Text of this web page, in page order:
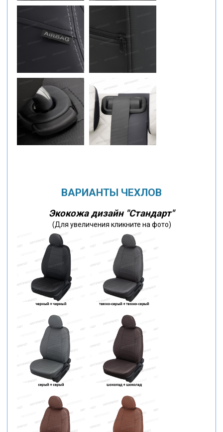
ВАРИАНТЫ ЧЕХЛОВ
Экокожа дизайн "Стандарт"
(Для увеличения кликните на фото)